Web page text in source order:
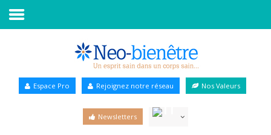
Annuaire Bien-être
Espace Pro Rejoignez notre réseau Nos Valeurs
Newsletters